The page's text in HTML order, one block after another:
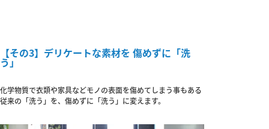
【その3】デリケートな素材を 傷めずに「洗
う」
化学物質で衣類や家具などモノの表面を傷めてしまう事もある
従来の「洗う」を、傷めずに「洗う」に変えます。